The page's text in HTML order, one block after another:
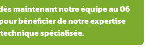
maintenant notre équipe au 06
pour bénéficier de notre expertise
technique spécialisée.